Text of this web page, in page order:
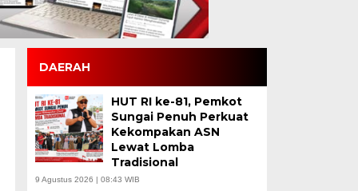
DAERAH
HUT RI ke-81, Pemkot
Sungai Penuh Perkuat
Kekompakan ASN
Lewat Lomba
Tradisional
9 Agustus 2026 | 08:43 WIB